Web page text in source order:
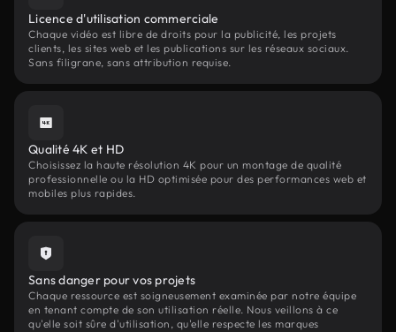
Licence d'utilisation commerciale
Chaque vidéo est libre de droits pour la publicité, les projets
clients, les sites web et les publications sur les réseaux sociaux.
Sans filigrane, sans attribution requise.
Qualité 4K et HD
Choisissez la haute résolution 4K pour un montage de qualité
professionnelle ou la HD optimisée pour des performances web et
mobiles plus rapides.
Sans danger pour vos projets
Chaque ressource est soigneusement examinée par notre équipe
en tenant compte de son utilisation réelle. Nous veillons à ce
qu'elle soit sûre d'utilisation, qu'elle respecte les marques